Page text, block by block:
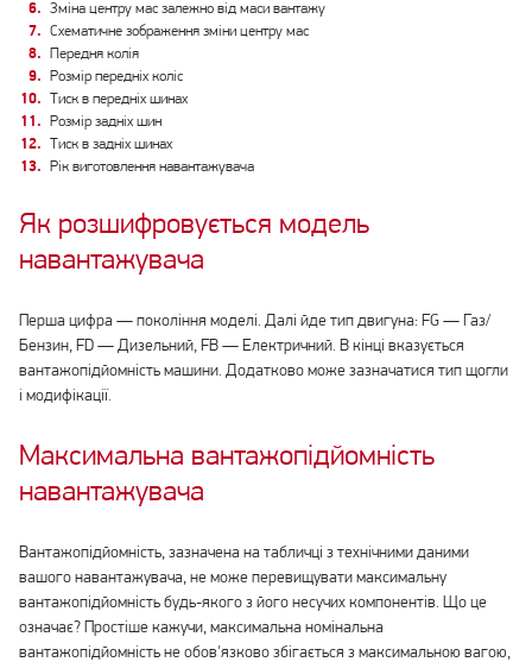
Зміна центру мас залежно від маси вантажу
Схематичне зображення зміни центру мас
Передня колія
Розмір передніх коліс
Тиск в передніх шинах
Розмір задніх шин
Тиск в задніх шинах
Рік виготовлення навантажувача
Як розшифровується модель
навантажувача
Перша цифра — покоління моделі. Далі йде тип двигуна: FG — Газ/
Бензин, FD — Дизельний, FB — Електричний. В кінці вказується
вантажопідйомність машини. Додатково може зазначатися тип щогли
і модифікації.
Максимальна вантажопідйомність
навантажувача
Вантажопідйомність, зазначена на табличці з технічними даними
вашого навантажувача, не може перевищувати максимальну
вантажопідйомність будь-якого з його несучих компонентів. Що це
означає? Простіше кажучи, максимальна номінальна
вантажопідйомність не обов'язково збігається з максимальною вагою,